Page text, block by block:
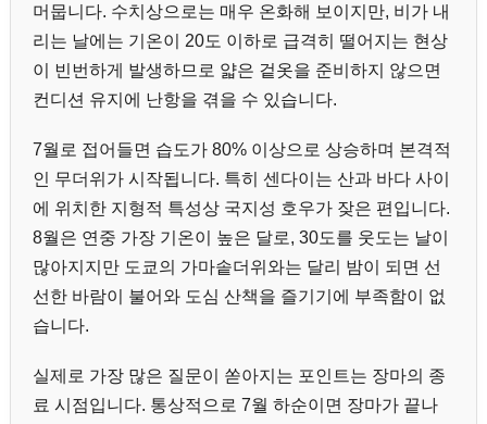
머뭅니다. 수치상으로는 매우 온화해 보이지만, 비가 내
리는 날에는 기온이 20도 이하로 급격히 떨어지는 현상
이 빈번하게 발생하므로 얇은 겉옷을 준비하지 않으면
컨디션 유지에 난항을 겪을 수 있습니다.
7월로 접어들면 습도가 80% 이상으로 상승하며 본격적
인 무더위가 시작됩니다. 특히 센다이는 산과 바다 사이
에 위치한 지형적 특성상 국지성 호우가 잦은 편입니다.
8월은 연중 가장 기온이 높은 달로, 30도를 웃도는 날이
많아지지만 도쿄의 가마솥더위와는 달리 밤이 되면 선
선한 바람이 불어와 도심 산책을 즐기기에 부족함이 없
습니다.
실제로 가장 많은 질문이 쏟아지는 포인트는 장마의 종
료 시점입니다. 통상적으로 7월 하순이면 장마가 끝나